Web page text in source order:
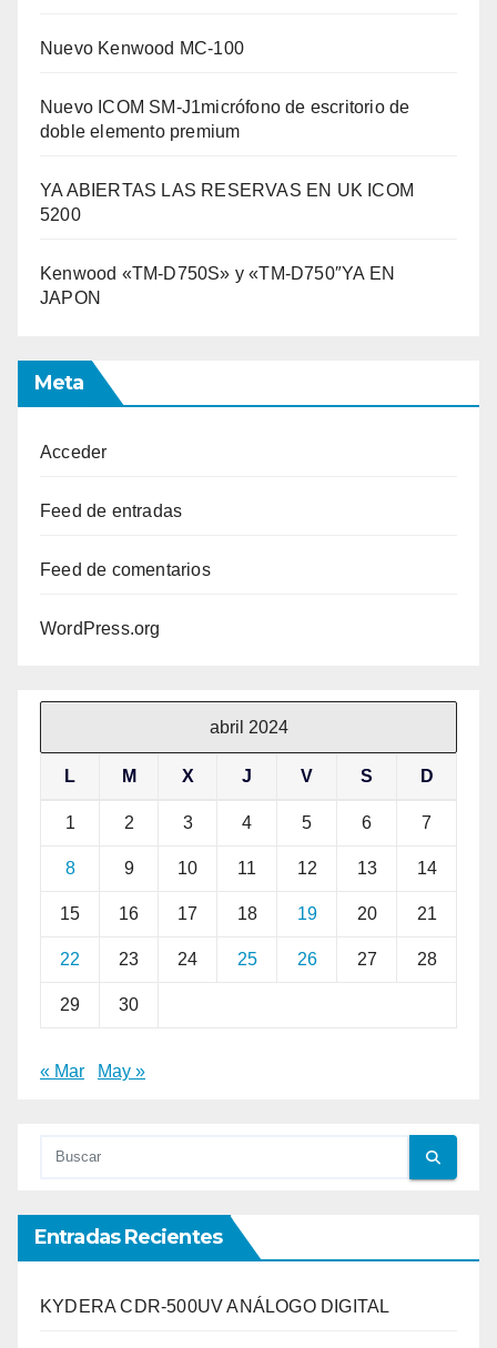
Nuevo Kenwood MC-100
Nuevo ICOM SM-J1micrófono de escritorio de
doble elemento premium
YA ABIERTAS LAS RESERVAS EN UK ICOM
5200
Kenwood «TM-D750S» y «TM-D750″YA EN
JAPON
Meta
Acceder
Feed de entradas
Feed de comentarios
WordPress.org
abril 2024
L M X J V S D
1 2 3 4 5 6 7
8 9 10 11 12 13 14
15 16 17 18 19 20 21
22 23 24 25 26 27 28
29 30
« Mar May »
Entradas Recientes
KYDERA CDR-500UV ANÁLOGO DIGITAL